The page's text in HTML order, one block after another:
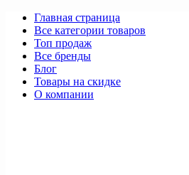
Главная страница
Все категории товаров
Топ продаж
Все бренды
Блог
Товары на скидке
О компании